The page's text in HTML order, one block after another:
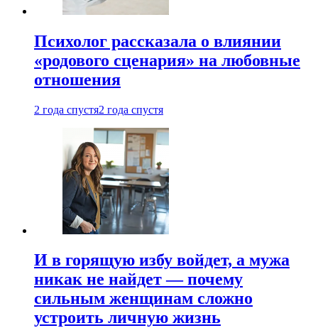
Психолог рассказала о влиянии
«родового сценария» на любовные
отношения
2 года спустя2 года спустя
И в горящую избу войдет, а мужа
никак не найдет — почему
сильным женщинам сложно
устроить личную жизнь